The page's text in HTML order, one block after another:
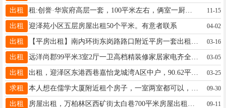
出租 租:创誉·华宸府高层一套，100平米左右，俩室一厨一卫，地理位置优越，交通便利，附近有超市???? ，初中，高中，有意者请拨打电话联系，联系人:13613476641 11-15
出租 迎泽苑小区五层房屋出租50个平米。有意者联系 04-02
出租 03-16
出租 远洋尚郡99平米3室2厅一卫高档精装修家居家电齐全整租出租13935042876 03-05
出租 出租，迎泽区东港西巷嘉怡龙城湾A区中户，90.62平米，电话13033486136 03-25
求租 09-30
出租 09-11